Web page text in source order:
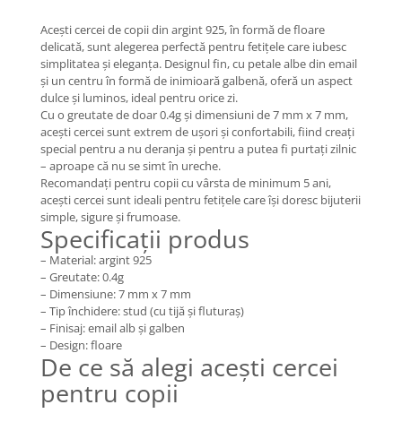
Coliere cu Cruce
Coliere cu Stea
Coliere cu Soare
Coliere cu Semilună
Coliere cu Zodii
Coliere cu Flori
Coliere cu Animale
Coliere cu Molecule
Coliere Diverse
BRĂȚĂRI
BRĂȚĂRI CU ȘNUR REGLABIL
Brățări din Aur cu șnur reglabil
Brățări din Argint cu șnur reglabil
BRĂȚĂRI CU PIETRE SEMIPREȚIOASE
Brățări din Aur cu pietre
semiprețioase
Brățări din Argint cu pietre
Acești cercei de copii din argint 925, în formă de floare
delicată, sunt alegerea perfectă pentru fetițele care iubesc
simplitatea și eleganța. Designul fin, cu petale albe din email
și un centru în formă de inimioară galbenă, oferă un aspect
dulce și luminos, ideal pentru orice zi.
Cu o greutate de doar 0.4g și dimensiuni de 7 mm x 7 mm,
acești cercei sunt extrem de ușori și confortabili, fiind creați
special pentru a nu deranja și pentru a putea fi purtați zilnic
– aproape că nu se simt în ureche.
Recomandați pentru copii cu vârsta de minimum 5 ani,
acești cercei sunt ideali pentru fetițele care își doresc bijuterii
simple, sigure și frumoase.
Specificații produs
– Material: argint 925
– Greutate: 0.4g
– Dimensiune: 7 mm x 7 mm
– Tip închidere: stud (cu tijă și fluturaș)
– Finisaj: email alb și galben
– Design: floare
De ce să alegi acești cercei
pentru copii